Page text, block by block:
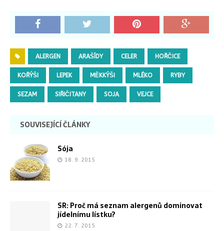
ALERGEN ARAŠÍDY CELER HOŘČICE
KOŘÝŠI LEPEK MĚKKÝŠI MLÉKO RYBY
SEZAM SIŘIČITANY SOJA VEJCE
SOUVISEJÍCÍ ČLÁNKY
Sója
18. 9. 2015
SR: Proč má seznam alergenů dominovat
jídelnímu lístku?
22. 7. 2015